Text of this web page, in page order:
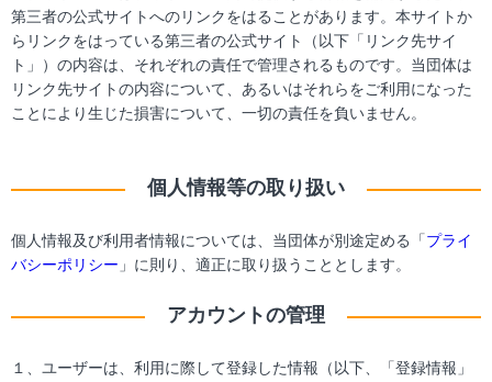
第三者の公式サイトへのリンクをはることがあります。本サイトか
らリンクをはっている第三者の公式サイト（以下「リンク先サイ
ト」）の内容は、それぞれの責任で管理されるものです。当団体は
リンク先サイトの内容について、あるいはそれらをご利用になった
ことにより生じた損害について、一切の責任を負いません。
個人情報等の取り扱い
個人情報及び利用者情報については、当団体が別途定める「プライ
バシーポリシー 」に則り、適正に取り扱うこととします。
アカウントの管理
１、ユーザーは、利用に際して登録した情報（以下、「登録情報」